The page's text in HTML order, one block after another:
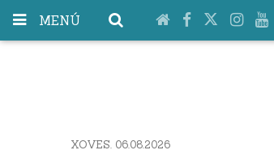
MENÚ
XOVES. 06.08.2026